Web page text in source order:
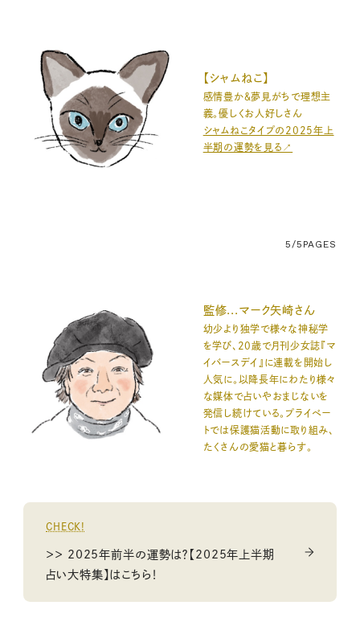
【シャムねこ】
感情豊か＆夢見がちで理想主
義。優しくお人好しさん
シャムねこタイプの2025年上
半期の運勢を見る↗️
5/5 PAGES
監修...マーク矢崎さん
幼少より独学で様々な神秘学
を学び、20歳で月刊少女誌『マ
イバースデイ』に連載を開始し
人気に。以降長年にわたり様々
な媒体で占いやおまじないを
発信し続けている。プライベー
トでは保護猫活動に取り組み、
たくさんの愛猫と暮らす。
CHECK!
＞＞ 2025年前半の運勢は？【2025年上半期
占い大特集】はこちら！